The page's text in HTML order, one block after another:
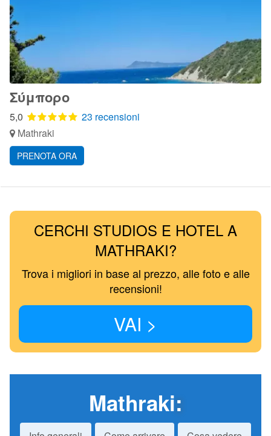
Σύμπορο
5,0
23 recensioni
Mathraki
PRENOTA ORA
CERCHI STUDIOS E HOTEL A
MATHRAKI?
Trova i migliori in base al prezzo, alle foto e alle
recensioni!
VAI >
Mathraki: